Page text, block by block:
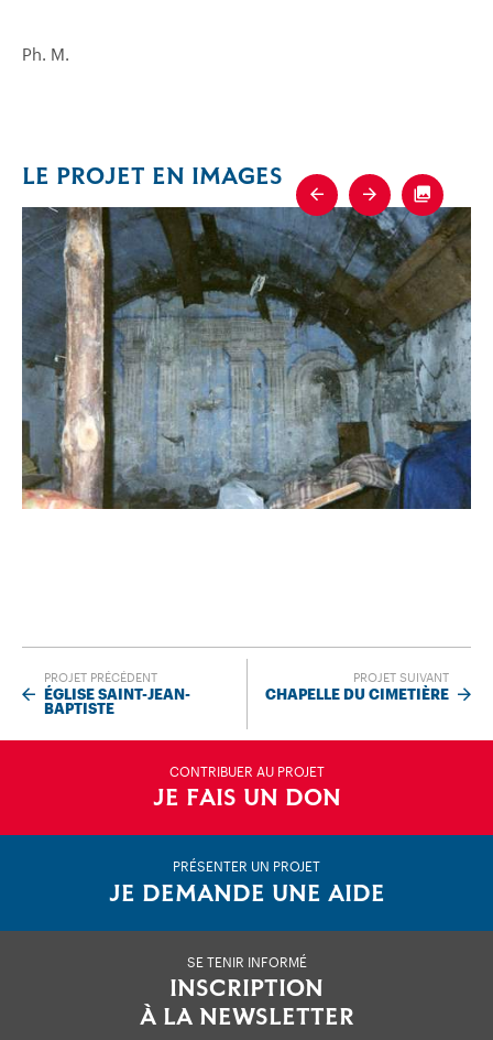
Ph. M.
LE PROJET EN IMAGES
Previous
Next
PROJET PRÉCÉDENT
ÉGLISE SAINT-JEAN-
BAPTISTE
PROJET SUIVANT
CHAPELLE DU CIMETIÈRE
CONTRIBUER AU PROJET
JE FAIS UN DON
PRÉSENTER UN PROJET
JE DEMANDE UNE AIDE
SE TENIR INFORMÉ
INSCRIPTION
À LA NEWSLETTER